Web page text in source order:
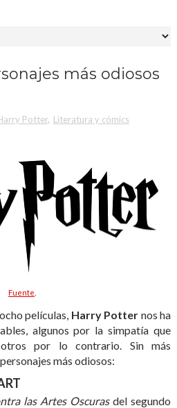
más odiosos
Potter, Literatura y cómics
Fuente
películas, Harry Potter nos ha
algunos por la simpatía que
por lo contrario. Sin más
más odiosos:
las Artes Oscurasdel segundo